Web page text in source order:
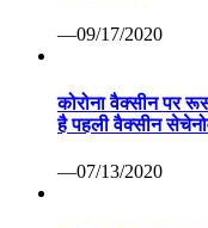
—09/17/2020
कोरोना वैक्सीन पर
है पहली वैक्सीन
—07/13/2020